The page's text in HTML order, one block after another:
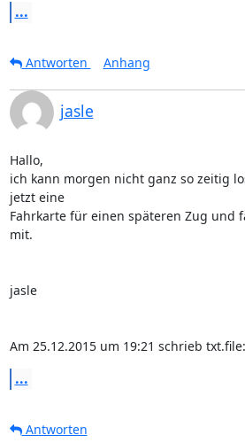
...
Antworten
Anhang
jasle
Hallo,
ich kann morgen nicht ganz so zeitig
jetzt eine
Fahrkarte für einen späteren Zug und
mit.
jasle
Am 25.12.2015 um 19:21 schrieb txt.file:
...
Antworten